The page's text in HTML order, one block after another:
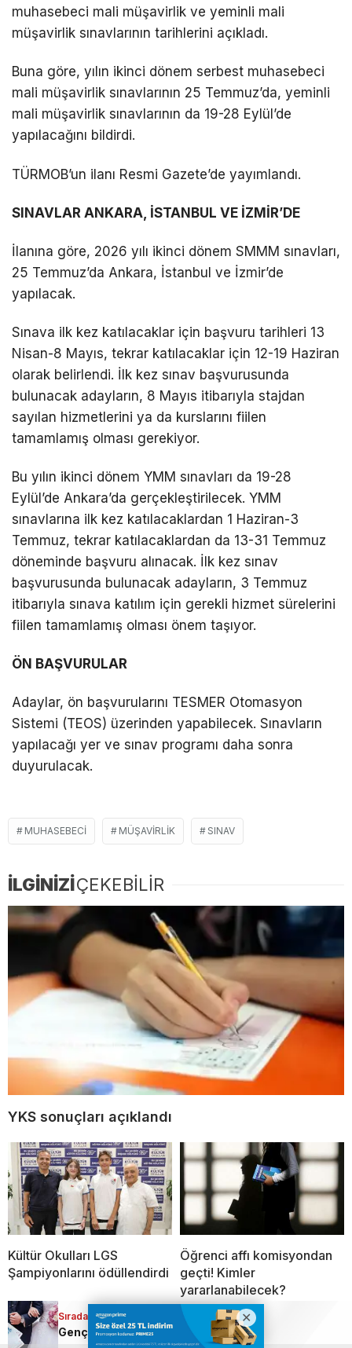
muhasebeci mali müşavirlik ve yeminli mali
müşavirlik sınavlarının tarihlerini açıkladı.
Buna göre, yılın ikinci dönem serbest muhasebeci
mali müşavirlik sınavlarının 25 Temmuz’da, yeminli
mali müşavirlik sınavlarının da 19-28 Eylül’de
yapılacağını bildirdi.
TÜRMOB’un ilanı Resmi Gazete’de yayımlandı.
SINAVLAR ANKARA, İSTANBUL VE İZMİR’DE
İlanına göre, 2026 yılı ikinci dönem SMMM sınavları,
25 Temmuz’da Ankara, İstanbul ve İzmir’de
yapılacak.
Sınava ilk kez katılacaklar için başvuru tarihleri 13
Nisan-8 Mayıs, tekrar katılacaklar için 12-19 Haziran
olarak belirlendi. İlk kez sınav başvurusunda
bulunacak adayların, 8 Mayıs itibarıyla stajdan
sayılan hizmetlerini ya da kurslarını fiilen
tamamlamış olması gerekiyor.
Bu yılın ikinci dönem YMM sınavları da 19-28
Eylül’de Ankara’da gerçekleştirilecek. YMM
sınavlarına ilk kez katılacaklardan 1 Haziran-3
Temmuz, tekrar katılacaklardan da 13-31 Temmuz
döneminde başvuru alınacak. İlk kez sınav
başvurusunda bulunacak adayların, 3 Temmuz
itibarıyla sınava katılım için gerekli hizmet sürelerini
fiilen tamamlamış olması önem taşıyor.
ÖN BAŞVURULAR
Adaylar, ön başvurularını TESMER Otomasyon
Sistemi (TEOS) üzerinden yapabilecek. Sınavların
yapılacağı yer ve sınav programı daha sonra
duyurulacak.
MUHASEBECI MÜŞAVIRLIK SINAV
İLGİNİZİÇEKEBİLİR
YKS sonuçları açıklandı
Kültür Okulları LGS
Şampiyonlarını ödüllendirdi
Öğrenci affı komisyondan
geçti! Kimler
yararlanabilecek?
Sıradaki Haber
Genç çiftlere 250 bin TL faizsiz destek